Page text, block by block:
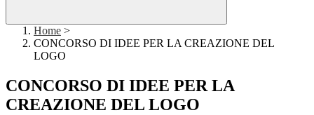
Home >
CONCORSO DI IDEE PER LA CREAZIONE DEL
LOGO
CONCORSO DI IDEE PER LA
CREAZIONE DEL LOGO